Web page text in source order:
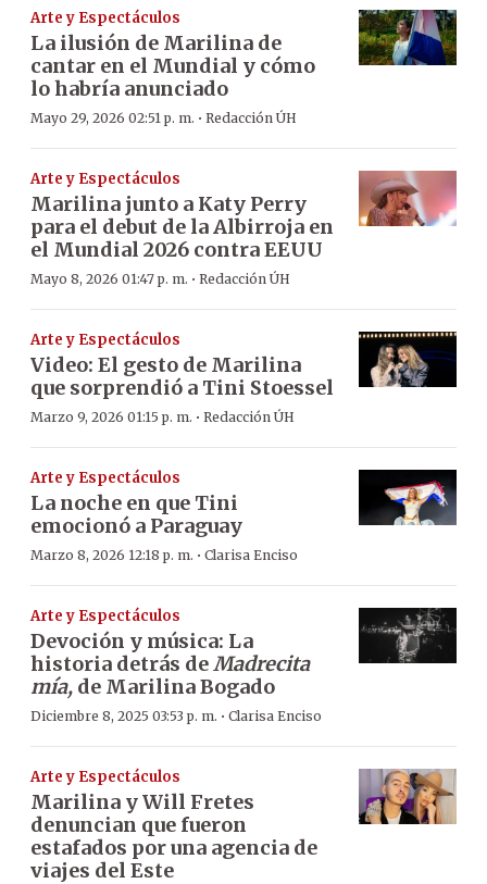
Arte y Espectáculos
La ilusión de Marilina de
cantar en el Mundial y cómo
lo habría anunciado
Mayo 29, 2026 02:51 p. m. · Redacción ÚH
Arte y Espectáculos
Marilina junto a Katy Perry
para el debut de la Albirroja en
el Mundial 2026 contra EEUU
Mayo 8, 2026 01:47 p. m. · Redacción ÚH
Arte y Espectáculos
Video: El gesto de Marilina
que sorprendió a Tini Stoessel
Marzo 9, 2026 01:15 p. m. · Redacción ÚH
Arte y Espectáculos
La noche en que Tini
emocionó a Paraguay
Marzo 8, 2026 12:18 p. m. · Clarisa Enciso
Arte y Espectáculos
Devoción y música: La
historia detrás deMadrecita
mía, de Marilina Bogado
Diciembre 8, 2025 03:53 p. m. · Clarisa Enciso
Arte y Espectáculos
Marilina y Will Fretes
denuncian que fueron
estafados por una agencia de
viajes del Este